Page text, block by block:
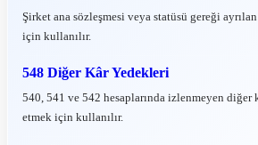
Şirket ana sözleşmesi veya statüsü gereği
için kullanılır.
548 Diğer Kâr Yedekleri
540, 541 ve 542 hesaplarında izlenmeyen
etmek için kullanılır.